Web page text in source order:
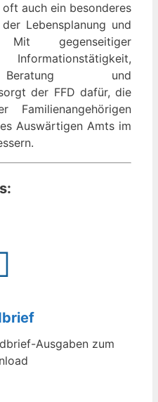
auch ein besonderes
Lebensplanung und
gegenseitiger
Beratung und
der FFD dafür, die
Familienangehörigen
Auswärtigen Amts im
Ausgaben zum